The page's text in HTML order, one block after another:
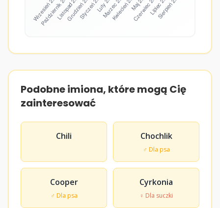
Podobne imiona, które mogą Cię
zainteresować
Chili Chochlik
♂ Dla psa
Cooper
♂ Dla psa
Cyrkonia
♀ Dla suczki